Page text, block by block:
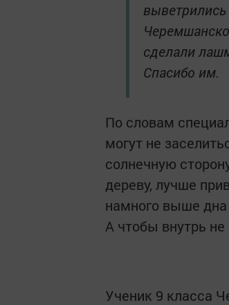
выветрились
сделали
Спасибо им.
По словам
могут не
солнечную
дереву, лучше
намного выше дна
А чтобы внутрь
Ученик 9 класса